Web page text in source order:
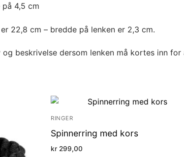
4,5 cm
22,8 cm – bredde på lenken er 2,3 cm.
beskrivelse dersom lenken må kortes inn for
RINGER
Spinnerring med kors
kr 299,00